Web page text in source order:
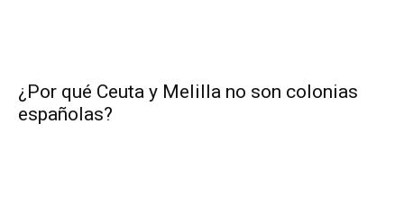
¿Por qué Ceuta y Melilla no son colonias
españolas?